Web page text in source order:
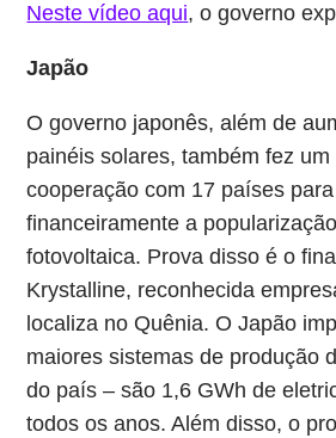
Neste vídeo aqui, o governo
Japão
O governo japonês, além de
painéis solares, também fez
cooperação com 17 países
financeiramente a
fotovoltaica. Prova disso é o
Krystalline, reconhecida
localiza no Quênia. O Japão
maiores sistemas de produção
do país – são 1,6 GWh de
todos os anos. Além disso, o